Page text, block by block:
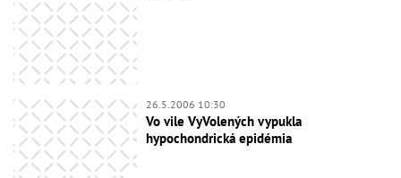
26.5.2006 10:30
Vo vile VyVolených vypukla
hypochondrická epidémia